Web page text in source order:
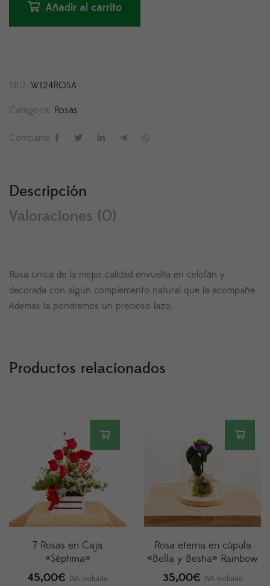
Añadir al carrito
SKU: W124ROSA
Categoría: Rosas
Comparte:
Descripción
Valoraciones (0)
Rosa única de la mejor calidad envuelta en celofán y
decorada con algún complemento natural que la acompañe.
Además la pondremos un precioso lazo.
Productos relacionados
7 Rosas en Caja
«Séptima»
45,00€ IVA incluido
Rosa eterna en cúpula
«Bella y Bestia» Rainbow
35,00€ IVA incluido